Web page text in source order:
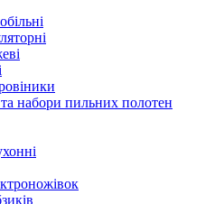
набори пильних полотен